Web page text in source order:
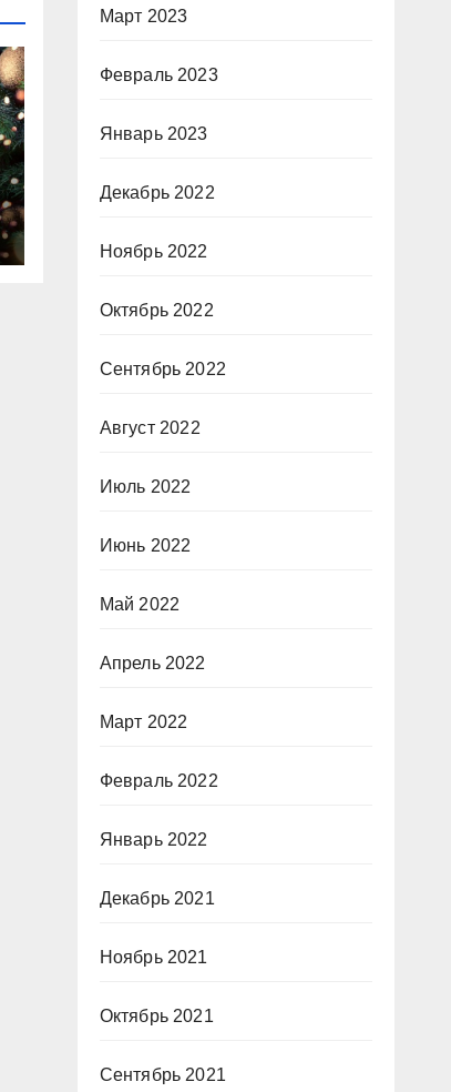
Март 2023
Февраль 2023
Январь 2023
Декабрь 2022
Ноябрь 2022
Октябрь 2022
Сентябрь 2022
Август 2022
Июль 2022
Июнь 2022
Май 2022
Апрель 2022
Март 2022
Февраль 2022
Январь 2022
Декабрь 2021
Ноябрь 2021
Октябрь 2021
Сентябрь 2021